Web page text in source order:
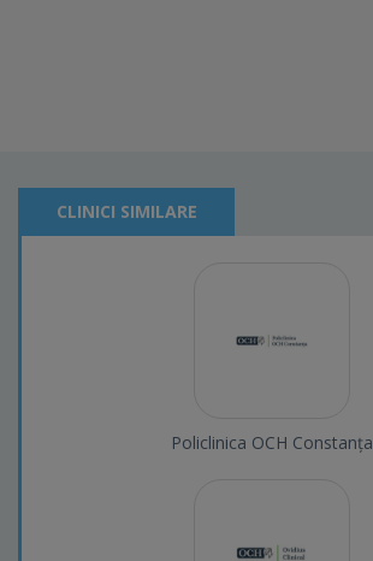
CLINICI SIMILARE
Policlinica OCH Constanța